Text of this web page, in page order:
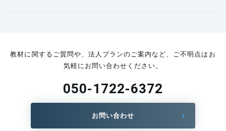
教材に関するご質問や、法人プランのご案内など、ご不明点はお
気軽にお問い合わせください。
050-1722-6372
お問い合わせ